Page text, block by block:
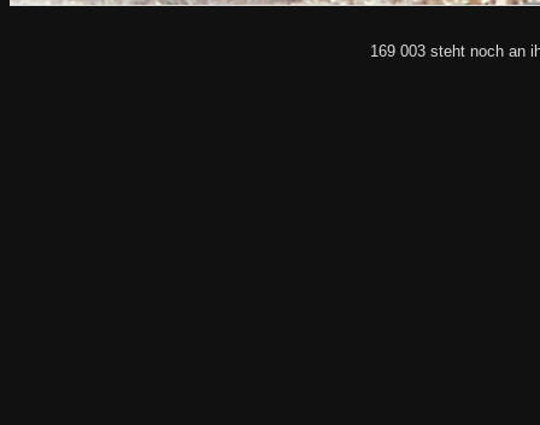
169 003 steht noch an